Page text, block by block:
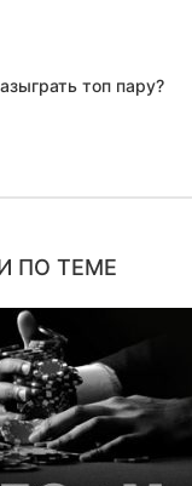
топ пару?
ПО ТЕМЕ